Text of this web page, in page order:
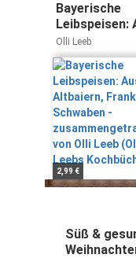
Bayerische
Leibspeisen:
Altbaiern,
und
von Olli Leeb
Leebs
Olli Leeb
2,99 €
Süß &